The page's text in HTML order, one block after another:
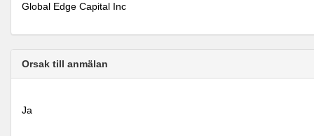
Global Edge Capital Inc
Orsak till anmälan
Ja